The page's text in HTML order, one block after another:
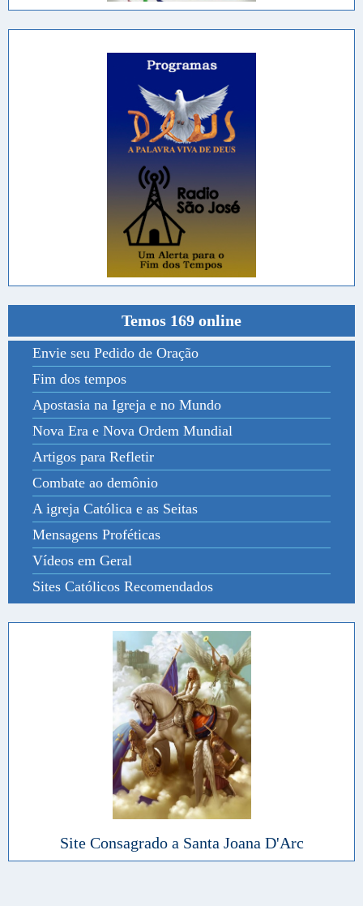
Temos 169 online
Envie seu Pedido de Oração
Fim dos tempos
Apostasia na Igreja e no Mundo
Nova Era e Nova Ordem Mundial
Artigos para Refletir
Combate ao demônio
A igreja Católica e as Seitas
Mensagens Proféticas
Vídeos em Geral
Sites Católicos Recomendados
Site Consagrado a Santa Joana D'Arc